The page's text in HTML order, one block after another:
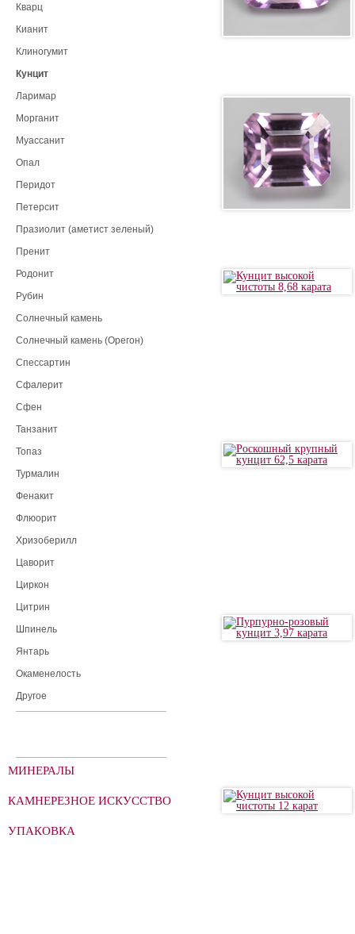
Кварц
Кианит
Клиногумит
Кунцит
Ларимар
Морганит
Муассанит
Опал
Перидот
Петерсит
Празиолит (аметист зеленый)
Пренит
Родонит
Рубин
Солнечный камень
Солнечный камень (Орегон)
Спессартин
Сфалерит
Сфен
Танзанит
Топаз
Турмалин
Фенакит
Флюорит
Хризоберилл
Цаворит
Циркон
Цитрин
Шпинель
Янтарь
Окаменелость
Другое
МИНЕРАЛЫ
КАМНЕРЕЗНОЕ ИСКУССТВО
УПАКОВКА